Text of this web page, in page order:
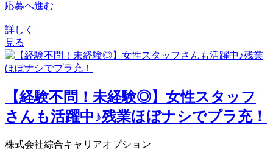
応募へ進む
詳しく
見る
【経験不問！未経験◎】女性スタッフ
さんも活躍中♪残業ほぼナシでプラ充！
株式会社綜合キャリアオプション